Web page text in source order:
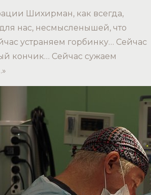
Шихирман, как всегда,
нас, несмысленышей, что
устраняем горбинку… Сейчас
кончик… Сейчас сужаем